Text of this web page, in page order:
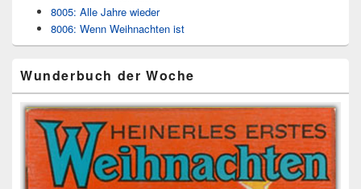
8005: Alle Jahre wieder
8006: Wenn Weihnachten ist
Wunderbuch der Woche